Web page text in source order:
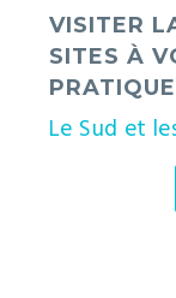
conseils
pratiques
VISITER
SITES À
Le Sud et